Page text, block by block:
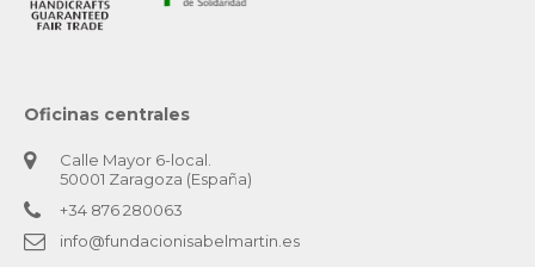
Oficinas centrales
Calle Mayor 6-local.
50001 Zaragoza (España)
+34 876 280063
info@fundacionisabelmartin.es